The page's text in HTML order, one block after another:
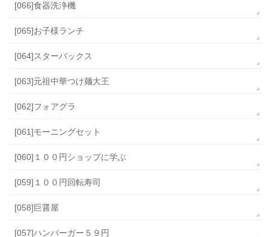
[066]食器洗浄機
[065]お子様ランチ
[064]スターバックス
[063]元祖中華つけ麺大王
[062]フォアグラ
[061]モーニングセット
[060]１００円ショップに学ぶ
[059]１００円回転寿司
[058]巨醤屋
[057]ハンバーガー５９円